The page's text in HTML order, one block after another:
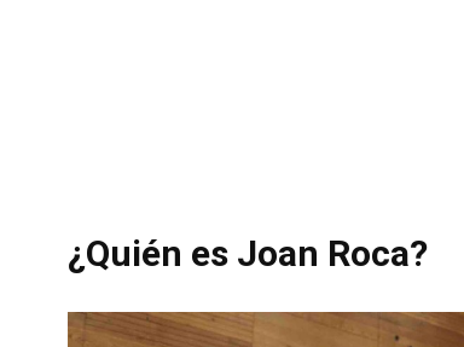
¿Quién es Joan Roca?